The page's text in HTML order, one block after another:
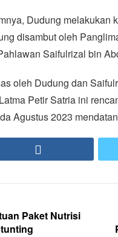
Dudung melakukan
disambut oleh
Saifulrizal bin
oleh Dudung dan
Petir Satria ini
Agustus 2023
Paket Nutrisi